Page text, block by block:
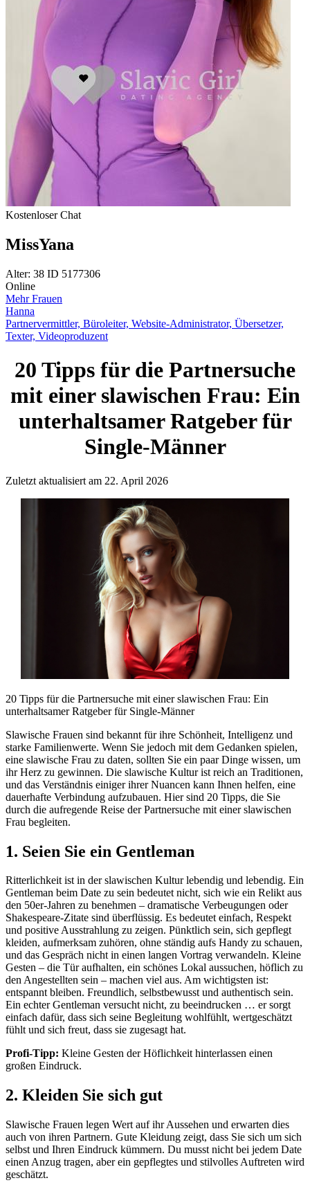
Kostenloser Chat
MissYana
Alter: 38 ID 5177306
Online
Mehr Frauen
Hanna
Partnervermittler, Büroleiter, Website-Administrator, Übersetzer,
Texter, Videoproduzent
20 Tipps für die Partnersuche
mit einer slawischen Frau: Ein
unterhaltsamer Ratgeber für
Single-Männer
Zuletzt aktualisiert am 22. April 2026
20 Tipps für die Partnersuche mit einer slawischen Frau: Ein
unterhaltsamer Ratgeber für Single-Männer
Slawische Frauen sind bekannt für ihre Schönheit, Intelligenz und
starke Familienwerte. Wenn Sie jedoch mit dem Gedanken spielen,
eine slawische Frau zu daten, sollten Sie ein paar Dinge wissen, um
ihr Herz zu gewinnen. Die slawische Kultur ist reich an Traditionen,
und das Verständnis einiger ihrer Nuancen kann Ihnen helfen, eine
dauerhafte Verbindung aufzubauen. Hier sind 20 Tipps, die Sie
durch die aufregende Reise der Partnersuche mit einer slawischen
Frau begleiten.
1. Seien Sie ein Gentleman
Ritterlichkeit ist in der slawischen Kultur lebendig und lebendig. Ein
Gentleman beim Date zu sein bedeutet nicht, sich wie ein Relikt aus
den 50er-Jahren zu benehmen – dramatische Verbeugungen oder
Shakespeare-Zitate sind überflüssig. Es bedeutet einfach, Respekt
und positive Ausstrahlung zu zeigen. Pünktlich sein, sich gepflegt
kleiden, aufmerksam zuhören, ohne ständig aufs Handy zu schauen,
und das Gespräch nicht in einen langen Vortrag verwandeln. Kleine
Gesten – die Tür aufhalten, ein schönes Lokal aussuchen, höflich zu
den Angestellten sein – machen viel aus. Am wichtigsten ist:
entspannt bleiben. Freundlich, selbstbewusst und authentisch sein.
Ein echter Gentleman versucht nicht, zu beeindrucken … er sorgt
einfach dafür, dass sich seine Begleitung wohlfühlt, wertgeschätzt
fühlt und sich freut, dass sie zugesagt hat.
Profi-Tipp: Kleine Gesten der Höflichkeit hinterlassen einen
großen Eindruck.
2. Kleiden Sie sich gut
Slawische Frauen legen Wert auf ihr Aussehen und erwarten dies
auch von ihren Partnern. Gute Kleidung zeigt, dass Sie sich um sich
selbst und Ihren Eindruck kümmern. Du musst nicht bei jedem Date
einen Anzug tragen, aber ein gepflegtes und stilvolles Auftreten wird
geschätzt.